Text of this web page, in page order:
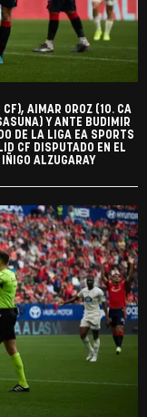
AIMAR OROZ (10. CA
Y ANTE BUDIMIR
DE LA LIGA EA SPORTS
CF DISPUTADO EN EL
ALZUGARAY